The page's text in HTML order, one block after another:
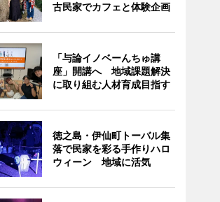
古民家でカフェと体験企画
「与論イノベーんちゅ講
座」開講へ 地域課題解決
に取り組む人材育成目指す
徳之島・伊仙町トーバル集
落で民家を彩る手作りハロ
ウィーン 地域に活気